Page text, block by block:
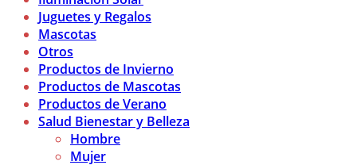
Juguetes y Regalos
Mascotas
Otros
Productos de Invierno
Productos de Mascotas
Productos de Verano
Salud Bienestar y Belleza
Hombre
Mujer